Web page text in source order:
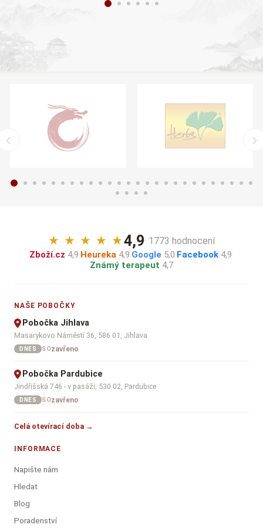
★ ★ ★ ★ ★4,9· 1773 hodnocení
Zboží.cz 4,9· Heureka 4,9·Google 5,0· Facebook 4,9·
Známý terapeut 4,7
NAŠE POBOČKY
Pobočka Jihlava
Masarykovo Náměstí 36, 586 01, Jihlava
DNES SOzavřeno
Pobočka Pardubice
Jindřišská 746 - v pasáži, 530 02, Pardubice
DNES SOzavřeno
Celá otevírací doba →
INFORMACE
Napište nám
Hledat
Blog
Poradenství